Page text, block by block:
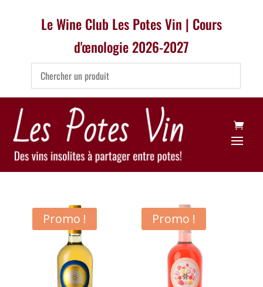
Le Wine Club Les Potes Vin | Cours
d'œnologie 2026-2027
Promo ! Promo !